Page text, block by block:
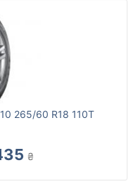
265/60 R18 110T
₴